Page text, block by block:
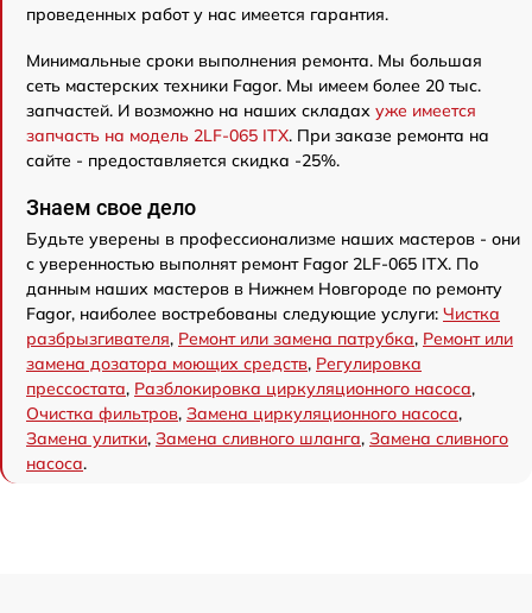
проведенных работ у нас имеется гарантия.
Минимальные сроки выполнения ремонта. Мы большая
сеть мастерских техники Fagor. Мы имеем более 20 тыс.
запчастей. И возможно на наших складах уже имеется
запчасть на модель 2LF-065 ITX. При заказе ремонта на
сайте - предоставляется скидка -25%.
Знаем свое дело
Будьте уверены в профессионализме наших мастеров - они
с уверенностью выполнят ремонт Fagor 2LF-065 ITX. По
данным наших мастеров в Нижнем Новгороде по ремонту
Fagor, наиболее востребованы следующие услуги: Чистка
разбрызгивателя, Ремонт или замена патрубка, Ремонт или
замена дозатора моющих средств, Регулировка
прессостата, Разблокировка циркуляционного насоса,
Очистка фильтров, Замена циркуляционного насоса,
Замена улитки, Замена сливного шланга, Замена сливного
насоса.